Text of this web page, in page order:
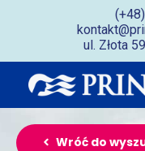
ul. Złota
Wróć do